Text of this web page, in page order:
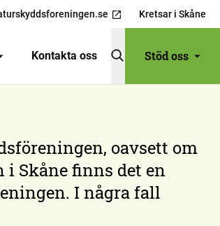
Kretsar i Skåne
Kontakta oss Stöd oss
oavsett om
Skåne finns det en
I några fall